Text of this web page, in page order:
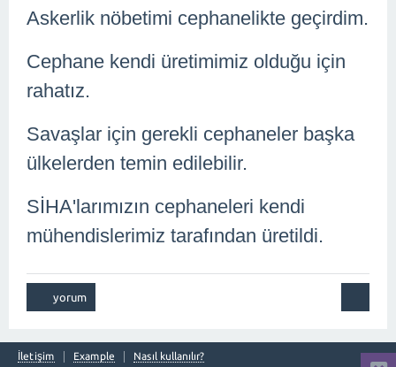
Askerlik nöbetimi cephanelikte geçirdim.
Cephane kendi üretimimiz olduğu için
rahatız.
Savaşlar için gerekli cephaneler başka
ülkelerden temin edilebilir.
SİHA'larımızın cephaneleri kendi
mühendislerimiz tarafından üretildi.
İletişim Example
Nasıl kullanılır?